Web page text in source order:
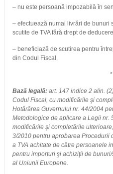
– nu este persoană impozabilă în
– efectuează numai livrări de bunuri
scutite de TVA fără drept de
– beneficiază de scutirea pentru
din Codul Fiscal.
*
Bază legală:art. 147 indice 2 alin.
Codul Fiscal, cu modificările şi
Hotărârea Guvernului nr. 44/2004
Metodologice de aplicare a Legii nr.
modificările şi completările
3/2010 pentru aprobarea Procedurii
a TVA achitate de către persoanele
pentru importuri şi achiziţii de
al Uniunii Europene.